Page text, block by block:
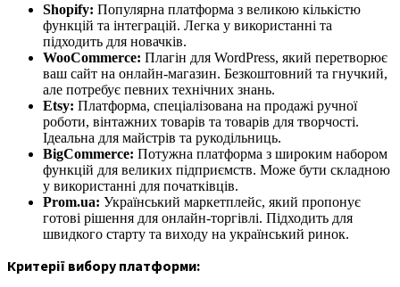
Shopify: Популярна платформа з великою кількістю
функцій та інтеграцій. Легка у використанні та
підходить для новачків.
WooCommerce: Плагін для WordPress, який перетворює
ваш сайт на онлайн-магазин. Безкоштовний та гнучкий,
але потребує певних технічних знань.
Etsy: Платформа, спеціалізована на продажі ручної
роботи, вінтажних товарів та товарів для творчості.
Ідеальна для майстрів та рукодільниць.
BigCommerce: Потужна платформа з широким набором
функцій для великих підприємств. Може бути складною
у використанні для початківців.
Prom.ua: Український маркетплейс, який пропонує
готові рішення для онлайн-торгівлі. Підходить для
швидкого старту та виходу на український ринок.
Критерії вибору платформи: